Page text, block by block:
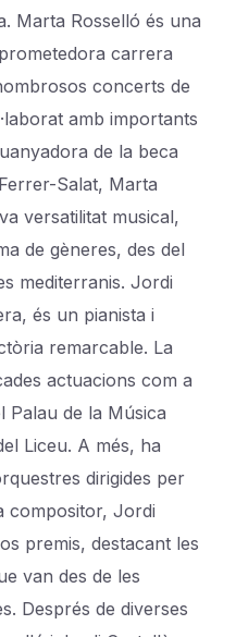
Marta Rosselló és una
carrera
concerts de
amb importants
de la beca
Salat, Marta
versatilitat musical,
de gèneres, des del
mediterranis. Jordi
és un pianista i
remarcable. La
actuacions com a
Palau de la Música
Liceu. A més, ha
dirigides per
compositor, Jordi
premis, destacant les
van des de les
Després de diverses